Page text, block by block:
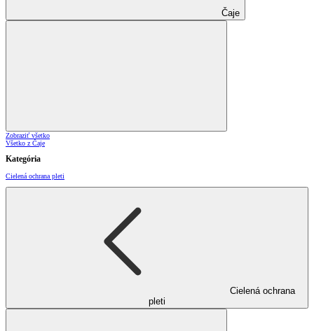
Čaje
Zobraziť všetko
Všetko z Čaje
Kategória
Cielená ochrana pleti
Cielená ochrana
pleti